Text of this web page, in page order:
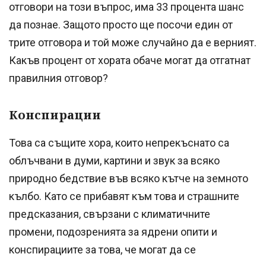
отговори на този въпрос, има 33 процента шанс
да познае. Защото просто ще посочи един от
трите отговора и той може случайно да е верният.
Какъв процент от хората обаче могат да отгатнат
правилния отговор?
Конспирации
Това са същите хора, които непрекъснато са
облъчвани в думи, картини и звук за всяко
природно бедствие във всяко кътче на земното
кълбо. Като се прибавят към това и страшните
предсказания, свързани с климатичните
промени, подозренията за ядрени опити и
конспирациите за това, че могат да се